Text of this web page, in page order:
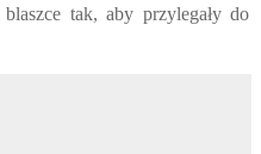
tak, aby przylegały do